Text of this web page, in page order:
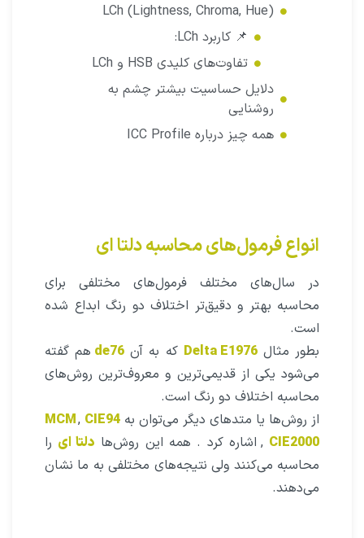
LCh (Lightness, Chroma, Hue)
📌 کاربرد LCh:
تفاوت‌های کلیدی HSB و LCh
دلایل حساسیت بیشتر چشم به
روشنایی
همه چیز درباره ICC Profile
انواع فرمول‌های محاسبه دلتا ای
در سال‌های مختلف فرمول‌های مختلفی برای
محاسبه بهتر و دقیق‌تر اختلاف دو رنگ ابداع شده
است.
بطور مثالDelta E1976 که به آن de76 هم گفته
می‌شود یکی از قدیمی‌ترین و معروف‌ترین روش‌های
محاسبه اختلاف دو رنگ است.
از روش‌ها یا متدهای دیگر می‌توان به
MCM, CIE94
, CIE2000 اشاره کرد . همه این روش‌ها دلتا ای را
محاسبه می‌کنند ولی نتیجه‌های مختلفی به ما نشان
می‌دهند.